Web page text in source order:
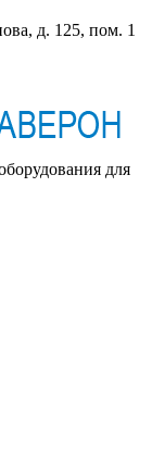
д. 125, пом. 1
для